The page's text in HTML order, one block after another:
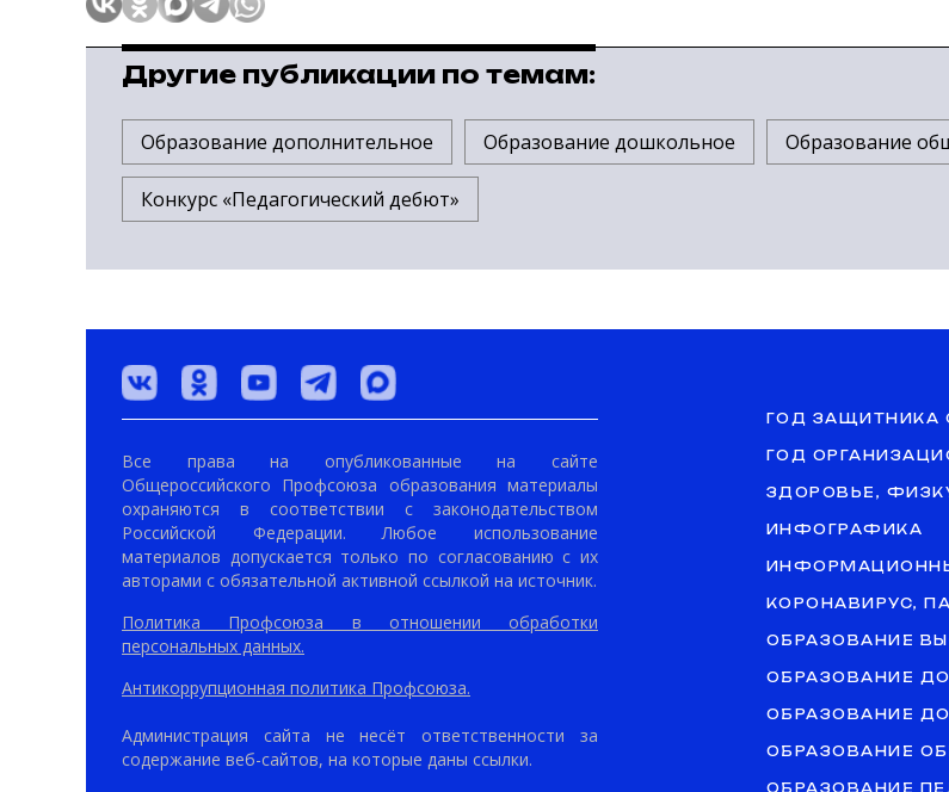
Другие публикации по темам:
Образование дополнительное Образование дошкольное Образование
Конкурс «Педагогический дебют»
Все права на опубликованные на сайте
Общероссийского Профсоюза образования материалы
охраняются в соответствии с законодательством
Российской Федерации. Любое использование
материалов допускается только по согласованию с их
авторами с обязательной активной ссылкой на источник.
Политика Профсоюза в отношении обработки
персональных данных.
Антикоррупционная политика Профсоюза.
Администрация сайта не несёт ответственности за
содержание веб-сайтов, на которые даны ссылки.
ГОД ЗАЩИТНИКА
ГОД
ЗДОРОВЬЕ,
ИНФОГРАФИКА
КОРОНАВИРУС,
ОБРАЗОВАНИЕ
ОБРАЗОВАНИЕ
ОБРАЗОВАНИЕ
ОБРАЗОВАНИЕ
ОБРАЗОВАНИЕ